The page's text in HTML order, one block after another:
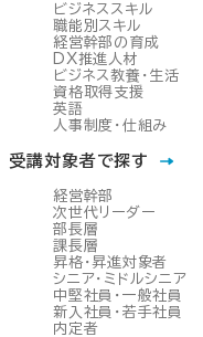
ビジネススキル
職能別スキル
経営幹部の育成
DX推進人材
ビジネス教養・生活
資格取得支援
英語
人事制度・仕組み
受講対象者で探す
経営幹部
次世代リーダー
部長層
課長層
昇格・昇進対象者
シニア・ミドルシニア
中堅社員・一般社員
新入社員・若手社員
内定者